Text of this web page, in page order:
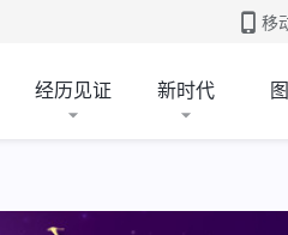
移
经历见证 新时代